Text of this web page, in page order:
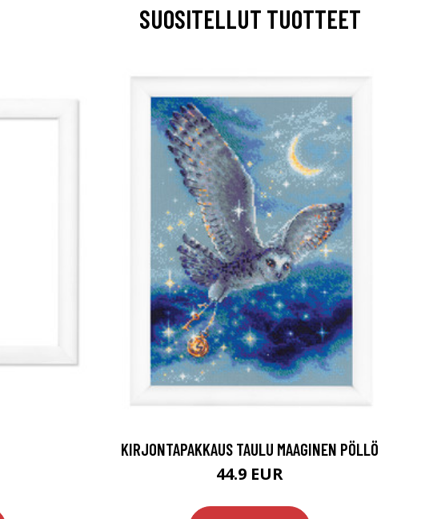
SUOSITELLUT TUOTTEET
KIRJONTAPAKKAUS TAULU MAAGINEN PÖLLÖ
44.9 EUR